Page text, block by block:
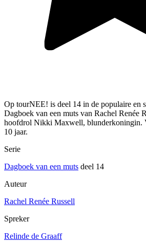
Op tourNEE! is deel 14 in de populaire en
Dagboek van een muts van Rachel Renée
hoofdrol Nikki Maxwell, blunderkoningin.
10 jaar.
Serie
Dagboek van een muts deel 14
Auteur
Rachel Renée Russell
Spreker
Relinde de Graaff